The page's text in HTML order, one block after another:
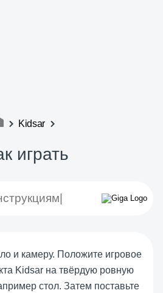
Kidsar
играть
и камеру. Положите игровое
Kidsar на твёрдую ровную
стол. Затем поставьте